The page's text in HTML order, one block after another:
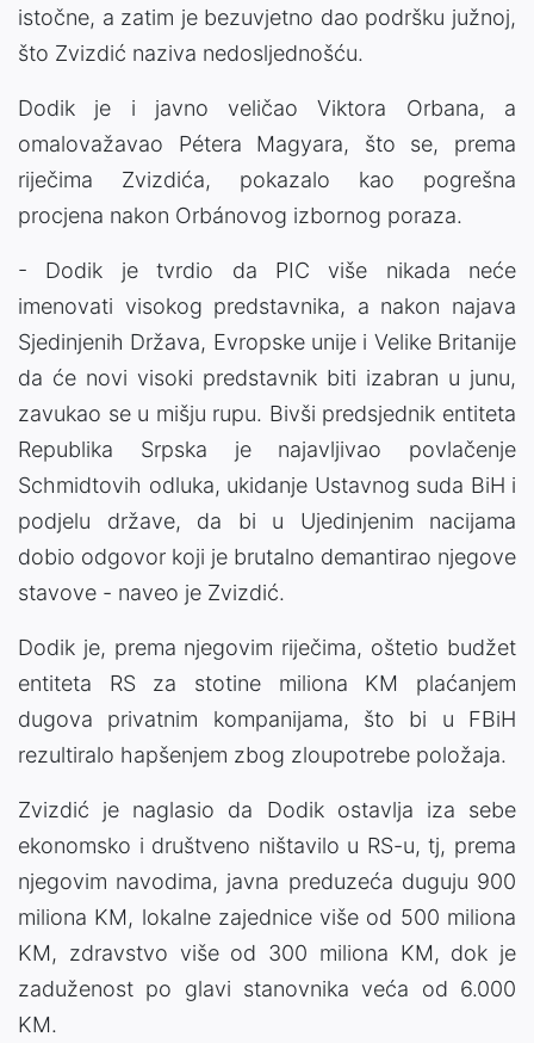
istočne, a zatim je bezuvjetno dao podršku južnoj,
što Zvizdić naziva nedosljednošću.
Dodik je i javno veličao Viktora Orbana, a
omalovažavao Pétera Magyara, što se, prema
riječima Zvizdića, pokazalo kao pogrešna
procjena nakon Orbánovog izbornog poraza.
- Dodik je tvrdio da PIC više nikada neće
imenovati visokog predstavnika, a nakon najava
Sjedinjenih Država, Evropske unije i Velike Britanije
da će novi visoki predstavnik biti izabran u junu,
zavukao se u mišju rupu. Bivši predsjednik entiteta
Republika Srpska je najavljivao povlačenje
Schmidtovih odluka, ukidanje Ustavnog suda BiH i
podjelu države, da bi u Ujedinjenim nacijama
dobio odgovor koji je brutalno demantirao njegove
stavove - naveo je Zvizdić.
Dodik je, prema njegovim riječima, oštetio budžet
entiteta RS za stotine miliona KM plaćanjem
dugova privatnim kompanijama, što bi u FBiH
rezultiralo hapšenjem zbog zloupotrebe položaja.
Zvizdić je naglasio da Dodik ostavlja iza sebe
ekonomsko i društveno ništavilo u RS-u, tj, prema
njegovim navodima, javna preduzeća duguju 900
miliona KM, lokalne zajednice više od 500 miliona
KM, zdravstvo više od 300 miliona KM, dok je
zaduženost po glavi stanovnika veća od 6.000
KM.